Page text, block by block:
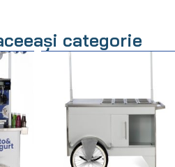
categorie